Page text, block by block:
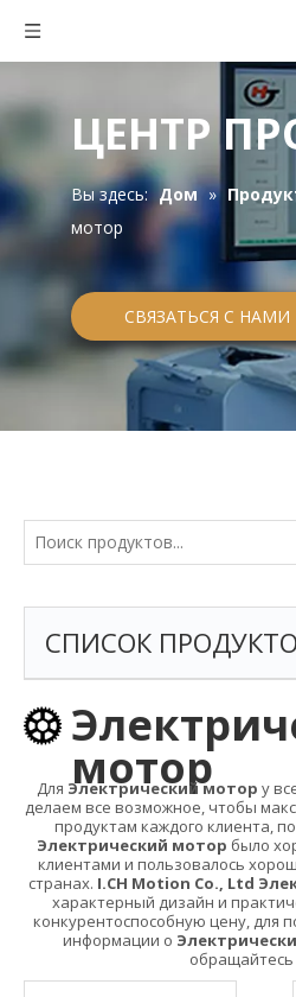
ЦЕНТР
Вы здесь: Дом »
мотор
СВЯЗАТЬСЯ С НАМИ
СПИСОК
мотор
Для Электрический мотор у
делаем все возможное, чтобы
продуктам каждого клиента,
Электрический мотор было
клиентами и пользовалось
странах. I.CH Motion Co., Ltd
характерный дизайн и
конкурентоспособную цену, для
информации о
обращайтесь